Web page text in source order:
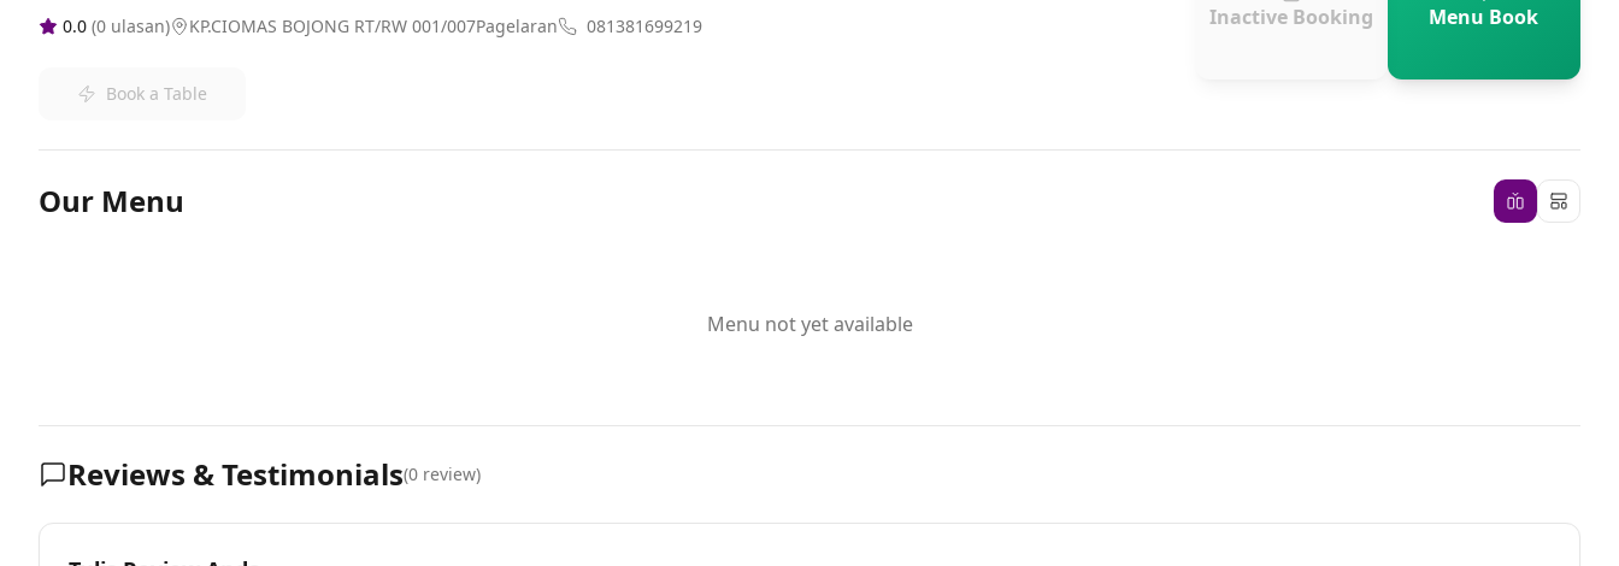
0.0 (0 ulasan) KP.CIOMAS BOJONG RT/RW 001/007Pagelaran 081381699219
Book a Table
Inactive Booking Menu Book
Our Menu
Menu not yet available
Reviews & Testimonials(0 review)